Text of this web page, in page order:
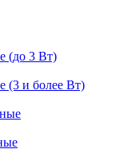
(до 3 Вт)
(3 и более Вт)